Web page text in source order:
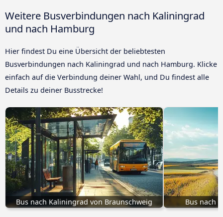
Weitere Busverbindungen nach Kaliningrad
und nach Hamburg
Hier findest Du eine Übersicht der beliebtesten
Busverbindungen nach Kaliningrad und nach Hamburg. Klicke
einfach auf die Verbindung deiner Wahl, und Du findest alle
Details zu deiner Busstrecke!
Bus nach Kaliningrad von Braunschweig Bus nach